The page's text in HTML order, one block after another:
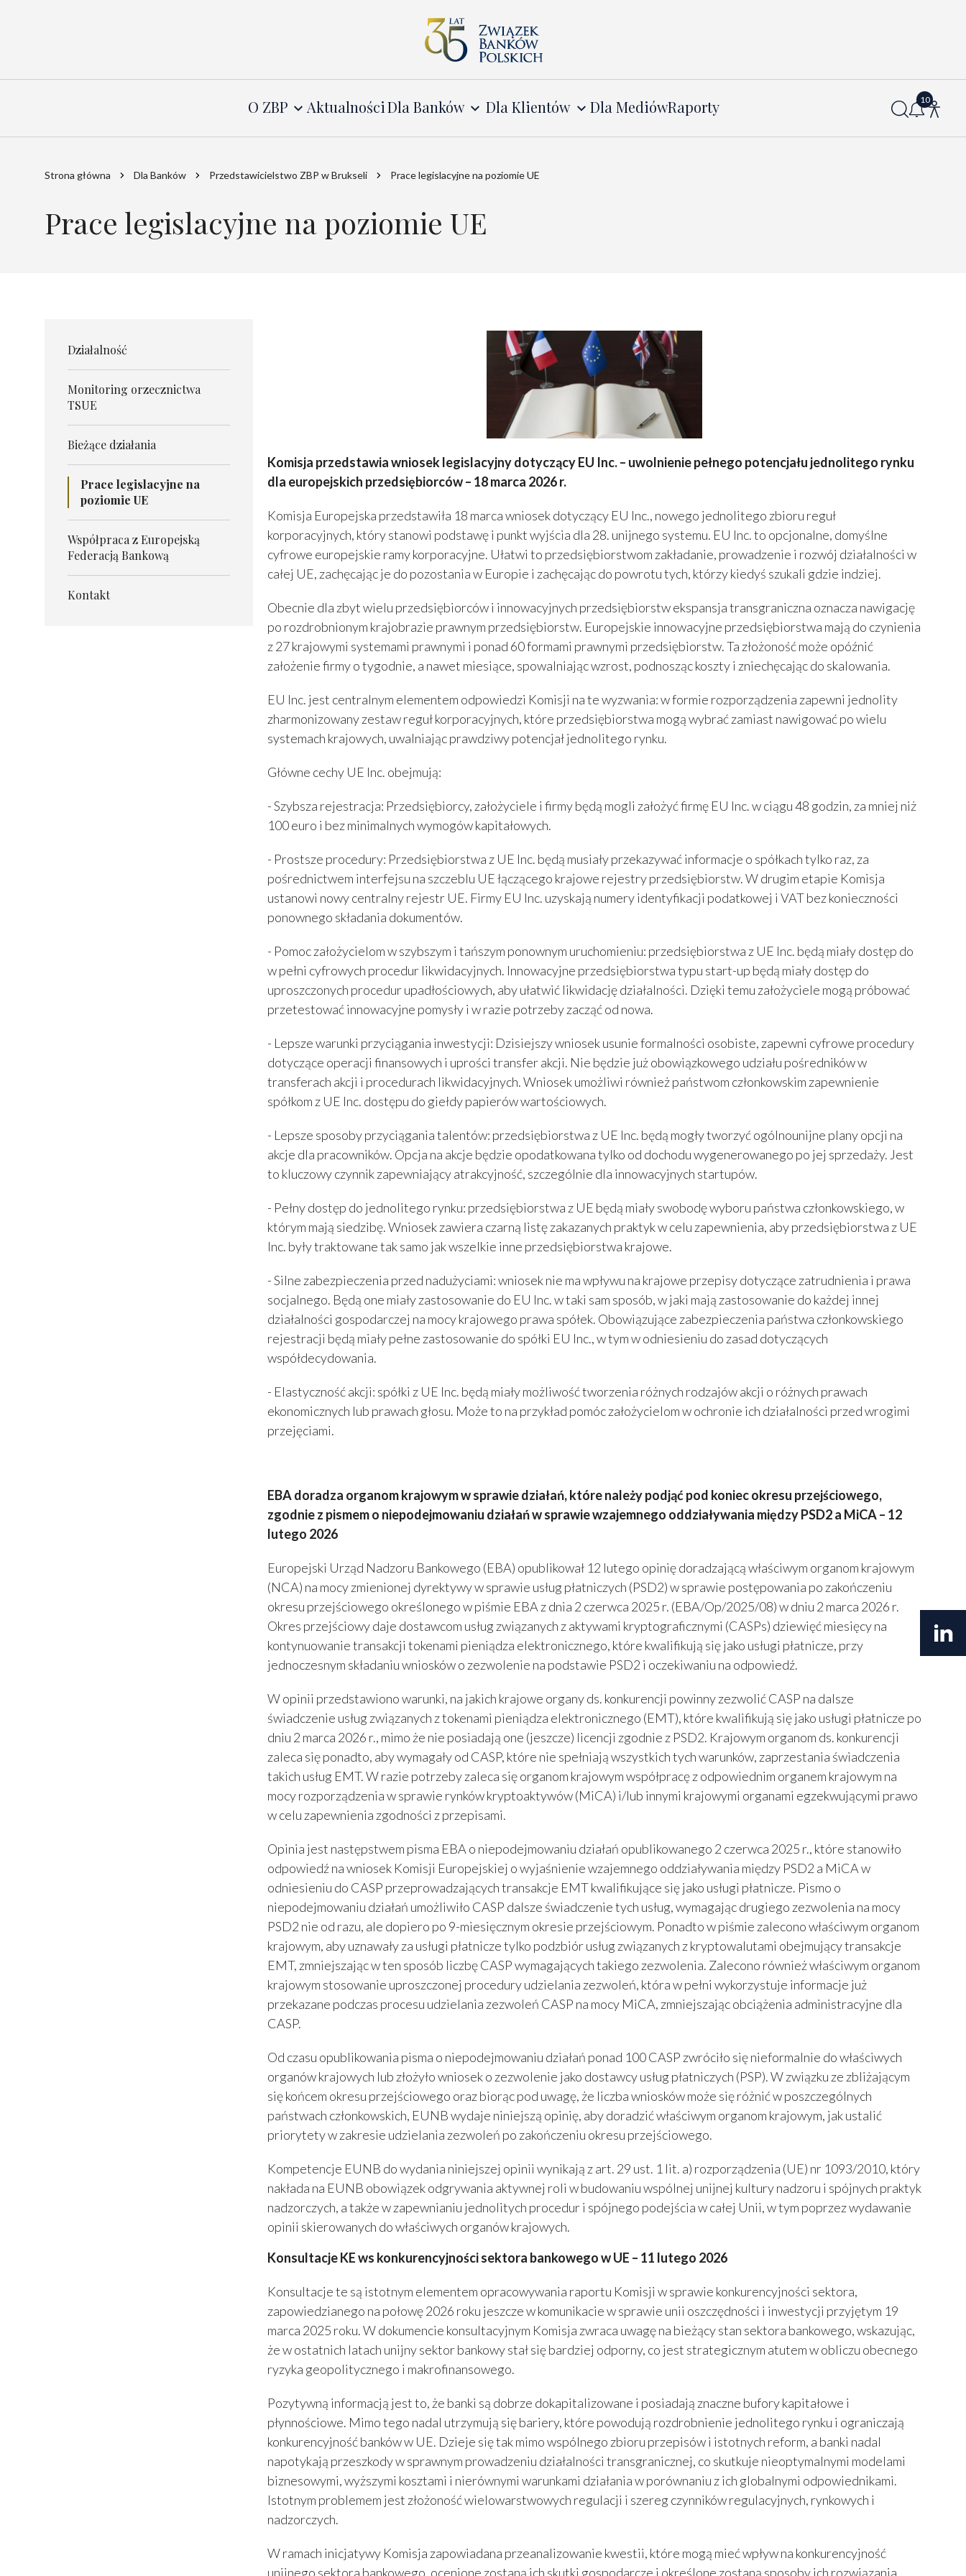
O ZBP AktualnościDla Banków Dla Klientów Dla MediówRaporty
Strona główna Dla Banków Przedstawicielstwo ZBP w Brukseli Prace legislacyjne na poziomie UE
Prace legislacyjne na poziomie UE
Działalność
Monitoring orzecznictwa
TSUE
Bieżące działania
Prace legislacyjne na
poziomie UE
Współpraca z Europejską
Federacją Bankową
Kontakt
Komisja przedstawia wniosek legislacyjny dotyczący EU Inc. – uwolnienie pełnego potencjału jednolitego rynku
dla europejskich przedsiębiorców – 18 marca 2026 r.
Komisja Europejska przedstawiła 18 marca wniosek dotyczący EU Inc., nowego jednolitego zbioru reguł
korporacyjnych, który stanowi podstawę i punkt wyjścia dla 28. unijnego systemu. EU Inc. to opcjonalne, domyślne
cyfrowe europejskie ramy korporacyjne. Ułatwi to przedsiębiorstwom zakładanie, prowadzenie i rozwój działalności w
całej UE, zachęcając je do pozostania w Europie i zachęcając do powrotu tych, którzy kiedyś szukali gdzie indziej.
Obecnie dla zbyt wielu przedsiębiorców i innowacyjnych przedsiębiorstw ekspansja transgraniczna oznacza nawigację
po rozdrobnionym krajobrazie prawnym przedsiębiorstw. Europejskie innowacyjne przedsiębiorstwa mają do czynienia
z 27 krajowymi systemami prawnymi i ponad 60 formami prawnymi przedsiębiorstw. Ta złożoność może opóźnić
założenie firmy o tygodnie, a nawet miesiące, spowalniając wzrost, podnosząc koszty i zniechęcając do skalowania.
EU Inc. jest centralnym elementem odpowiedzi Komisji na te wyzwania: w formie rozporządzenia zapewni jednolity
zharmonizowany zestaw reguł korporacyjnych, które przedsiębiorstwa mogą wybrać zamiast nawigować po wielu
systemach krajowych, uwalniając prawdziwy potencjał jednolitego rynku.
Główne cechy UE Inc. obejmują:
- Szybsza rejestracja: Przedsiębiorcy, założyciele i firmy będą mogli założyć firmę EU Inc. w ciągu 48 godzin, za mniej niż
100 euro i bez minimalnych wymogów kapitałowych.
- Prostsze procedury: Przedsiębiorstwa z UE Inc. będą musiały przekazywać informacje o spółkach tylko raz, za
pośrednictwem interfejsu na szczeblu UE łączącego krajowe rejestry przedsiębiorstw. W drugim etapie Komisja
ustanowi nowy centralny rejestr UE. Firmy EU Inc. uzyskają numery identyfikacji podatkowej i VAT bez konieczności
ponownego składania dokumentów.
- Pomoc założycielom w szybszym i tańszym ponownym uruchomieniu: przedsiębiorstwa z UE Inc. będą miały dostęp do
w pełni cyfrowych procedur likwidacyjnych. Innowacyjne przedsiębiorstwa typu start-up będą miały dostęp do
uproszczonych procedur upadłościowych, aby ułatwić likwidację działalności. Dzięki temu założyciele mogą próbować
przetestować innowacyjne pomysły i w razie potrzeby zacząć od nowa.
- Lepsze warunki przyciągania inwestycji: Dzisiejszy wniosek usunie formalności osobiste, zapewni cyfrowe procedury
dotyczące operacji finansowych i uprości transfer akcji. Nie będzie już obowiązkowego udziału pośredników w
transferach akcji i procedurach likwidacyjnych. Wniosek umożliwi również państwom członkowskim zapewnienie
spółkom z UE Inc. dostępu do giełdy papierów wartościowych.
- Lepsze sposoby przyciągania talentów: przedsiębiorstwa z UE Inc. będą mogły tworzyć ogólnounijne plany opcji na
akcje dla pracowników. Opcja na akcje będzie opodatkowana tylko od dochodu wygenerowanego po jej sprzedaży. Jest
to kluczowy czynnik zapewniający atrakcyjność, szczególnie dla innowacyjnych startupów.
- Pełny dostęp do jednolitego rynku: przedsiębiorstwa z UE będą miały swobodę wyboru państwa członkowskiego, w
którym mają siedzibę. Wniosek zawiera czarną listę zakazanych praktyk w celu zapewnienia, aby przedsiębiorstwa z UE
Inc. były traktowane tak samo jak wszelkie inne przedsiębiorstwa krajowe.
- Silne zabezpieczenia przed nadużyciami: wniosek nie ma wpływu na krajowe przepisy dotyczące zatrudnienia i prawa
socjalnego. Będą one miały zastosowanie do EU Inc. w taki sam sposób, w jaki mają zastosowanie do każdej innej
działalności gospodarczej na mocy krajowego prawa spółek. Obowiązujące zabezpieczenia państwa członkowskiego
rejestracji będą miały pełne zastosowanie do spółki EU Inc., w tym w odniesieniu do zasad dotyczących
współdecydowania.
- Elastyczność akcji: spółki z UE Inc. będą miały możliwość tworzenia różnych rodzajów akcji o różnych prawach
ekonomicznych lub prawach głosu. Może to na przykład pomóc założycielom w ochronie ich działalności przed wrogimi
przejęciami.
EBA doradza organom krajowym w sprawie działań, które należy podjąć pod koniec okresu przejściowego,
zgodnie z pismem o niepodejmowaniu działań w sprawie wzajemnego oddziaływania między PSD2 a MiCA – 12
lutego 2026
Europejski Urząd Nadzoru Bankowego (EBA) opublikował 12 lutego opinię doradzającą właściwym organom krajowym
(NCA) na mocy zmienionej dyrektywy w sprawie usług płatniczych (PSD2) w sprawie postępowania po zakończeniu
okresu przejściowego określonego w piśmie EBA z dnia 2 czerwca 2025 r. (EBA/Op/2025/08) w dniu 2 marca 2026 r.
Okres przejściowy daje dostawcom usług związanych z aktywami kryptograficznymi (CASPs) dziewięć miesięcy na
kontynuowanie transakcji tokenami pieniądza elektronicznego, które kwalifikują się jako usługi płatnicze, przy
jednoczesnym składaniu wniosków o zezwolenie na podstawie PSD2 i oczekiwaniu na odpowiedź.
W opinii przedstawiono warunki, na jakich krajowe organy ds. konkurencji powinny zezwolić CASP na dalsze
świadczenie usług związanych z tokenami pieniądza elektronicznego (EMT), które kwalifikują się jako usługi płatnicze po
dniu 2 marca 2026 r., mimo że nie posiadają one (jeszcze) licencji zgodnie z PSD2. Krajowym organom ds. konkurencji
zaleca się ponadto, aby wymagały od CASP, które nie spełniają wszystkich tych warunków, zaprzestania świadczenia
takich usług EMT. W razie potrzeby zaleca się organom krajowym współpracę z odpowiednim organem krajowym na
mocy rozporządzenia w sprawie rynków kryptoaktywów (MiCA) i/lub innymi krajowymi organami egzekwującymi prawo
w celu zapewnienia zgodności z przepisami.
Opinia jest następstwem pisma EBA o niepodejmowaniu działań opublikowanego 2 czerwca 2025 r., które stanowiło
odpowiedź na wniosek Komisji Europejskiej o wyjaśnienie wzajemnego oddziaływania między PSD2 a MiCA w
odniesieniu do CASP przeprowadzających transakcje EMT kwalifikujące się jako usługi płatnicze. Pismo o
niepodejmowaniu działań umożliwiło CASP dalsze świadczenie tych usług, wymagając drugiego zezwolenia na mocy
PSD2 nie od razu, ale dopiero po 9-miesięcznym okresie przejściowym. Ponadto w piśmie zalecono właściwym organom
krajowym, aby uznawały za usługi płatnicze tylko podzbiór usług związanych z kryptowalutami obejmujący transakcje
EMT, zmniejszając w ten sposób liczbę CASP wymagających takiego zezwolenia. Zalecono również właściwym organom
krajowym stosowanie uproszczonej procedury udzielania zezwoleń, która w pełni wykorzystuje informacje już
przekazane podczas procesu udzielania zezwoleń CASP na mocy MiCA, zmniejszając obciążenia administracyjne dla
CASP.
Od czasu opublikowania pisma o niepodejmowaniu działań ponad 100 CASP zwróciło się nieformalnie do właściwych
organów krajowych lub złożyło wniosek o zezwolenie jako dostawcy usług płatniczych (PSP). W związku ze zbliżającym
się końcem okresu przejściowego oraz biorąc pod uwagę, że liczba wniosków może się różnić w poszczególnych
państwach członkowskich, EUNB wydaje niniejszą opinię, aby doradzić właściwym organom krajowym, jak ustalić
priorytety w zakresie udzielania zezwoleń po zakończeniu okresu przejściowego.
Kompetencje EUNB do wydania niniejszej opinii wynikają z art. 29 ust. 1 lit. a) rozporządzenia (UE) nr 1093/2010, który
nakłada na EUNB obowiązek odgrywania aktywnej roli w budowaniu wspólnej unijnej kultury nadzoru i spójnych praktyk
nadzorczych, a także w zapewnianiu jednolitych procedur i spójnego podejścia w całej Unii, w tym poprzez wydawanie
opinii skierowanych do właściwych organów krajowych.
Konsultacje KE ws konkurencyjności sektora bankowego w UE – 11 lutego 2026
Konsultacje te są istotnym elementem opracowywania raportu Komisji w sprawie konkurencyjności sektora,
zapowiedzianego na połowę 2026 roku jeszcze w komunikacie w sprawie unii oszczędności i inwestycji przyjętym 19
marca 2025 roku. W dokumencie konsultacyjnym Komisja zwraca uwagę na bieżący stan sektora bankowego, wskazując,
że w ostatnich latach unijny sektor bankowy stał się bardziej odporny, co jest strategicznym atutem w obliczu obecnego
ryzyka geopolitycznego i makrofinansowego.
Pozytywną informacją jest to, że banki są dobrze dokapitalizowane i posiadają znaczne bufory kapitałowe i
płynnościowe. Mimo tego nadal utrzymują się bariery, które powodują rozdrobnienie jednolitego rynku i ograniczają
konkurencyjność banków w UE. Dzieje się tak mimo wspólnego zbioru przepisów i istotnych reform, a banki nadal
napotykają przeszkody w sprawnym prowadzeniu działalności transgranicznej, co skutkuje nieoptymalnymi modelami
biznesowymi, wyższymi kosztami i nierównymi warunkami działania w porównaniu z ich globalnymi odpowiednikami.
Istotnym problemem jest złożoność wielowarstwowych regulacji i szereg czynników regulacyjnych, rynkowych i
nadzorczych.
W ramach inicjatywy Komisja zapowiadana przeanalizowanie kwestii, które mogą mieć wpływ na konkurencyjność
unijnego sektora bankowego, ocenione zostaną ich skutki gospodarcze i określone zostaną sposoby ich rozwiązania.